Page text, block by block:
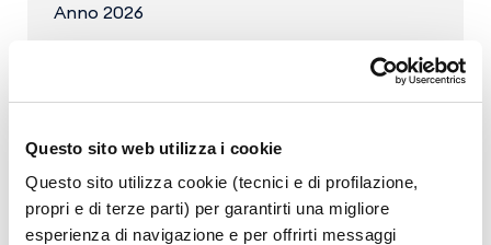
Questo sito web utilizza i cookie
Questo sito utilizza cookie (tecnici e di profilazione,
propri e di terze parti) per garantirti una migliore
esperienza di navigazione e per offrirti messaggi
Anno 2026
Anno 2025